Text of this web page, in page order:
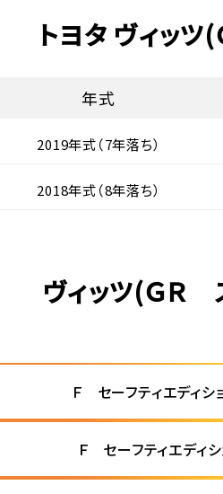
トヨタ ヴィッ
年式
2019年式（7年落ち）
2018年式（8年落ち）
ヴィッツ(ＧＲ
Ｆ セーフティエディシ
Ｆ セーフティエディシ